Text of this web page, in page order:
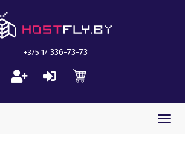
+375 17 336-73-73